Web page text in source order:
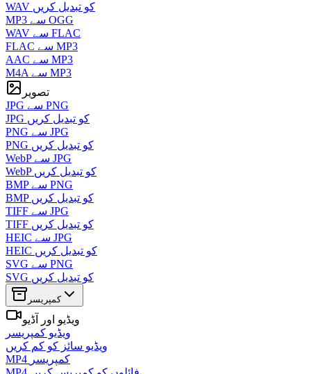
WAV کو تبدیل کریں
MP3 سے OGG
WAV سے FLAC
FLAC سے MP3
AAC سے MP3
M4A سے MP3
تصویر
JPG سے PNG
JPG کو تبدیل کریں
PNG سے JPG
PNG کو تبدیل کریں
WebP سے JPG
WebP کو تبدیل کریں
BMP سے PNG
BMP کو تبدیل کریں
TIFF سے JPG
TIFF کو تبدیل کریں
HEIC سے JPG
HEIC کو تبدیل کریں
SVG سے PNG
SVG کو تبدیل کریں
کمپریسر
ویڈیو اور آڈیو
ویڈیو کمپریسر
ویڈیو سائز کو کم کریں
MP4 کمپریسر